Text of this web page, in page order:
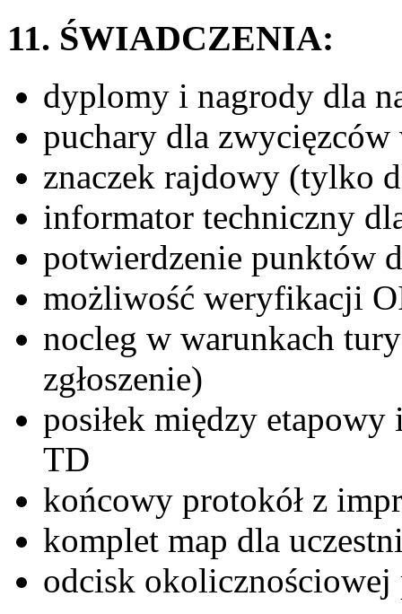
11. ŚWIADCZENIA:
dyplomy i nagrody dla
puchary dla
znaczek rajdowy (tylko
informator techniczny
potwierdzenie punktów
możliwość weryfikacji
nocleg w warunkach
zgłoszenie)
posiłek między
TD
końcowy protokół z
komplet map dla
odcisk okolicznościowej